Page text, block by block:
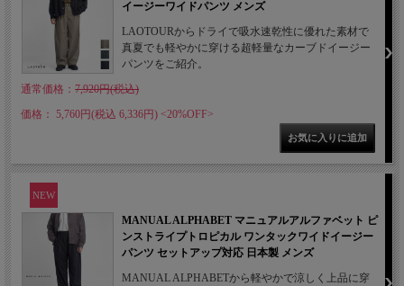
イージーワイドパンツ メンズ
LAOTOURからドライで吸水速乾性に優れた素材で
真夏でも軽やかに穿ける超軽量なカーブドイージー
パンツをご紹介。
通常価格： 7,920円(税込)
価格： 5,760円(税込 6,336円) <20%OFF>
NEW
MANUAL ALPHABET マニュアルアルファベット ピ
ンストライプトロピカル ワンタックワイドイージー
パンツ セットアップ対応 日本製 メンズ
MANUAL ALPHABETから軽やかで涼しく上品に穿